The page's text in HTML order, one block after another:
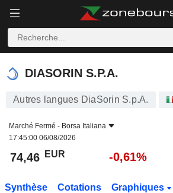
DIASORIN S.P.A.
DIASORIN S.P.A.
Autres langues DiaSorin S.p.A.
Marché Fermé - Borsa Italiana
17:45:00 06/08/2026
74,46 EUR -0,61%
Synthèse Cotations Graphiques